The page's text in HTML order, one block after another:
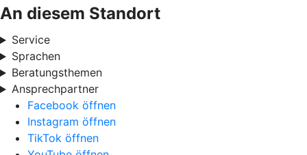
An diesem Standort
Service
Sprachen
Beratungsthemen
Ansprechpartner
Facebook öffnen
Instagram öffnen
TikTok öffnen